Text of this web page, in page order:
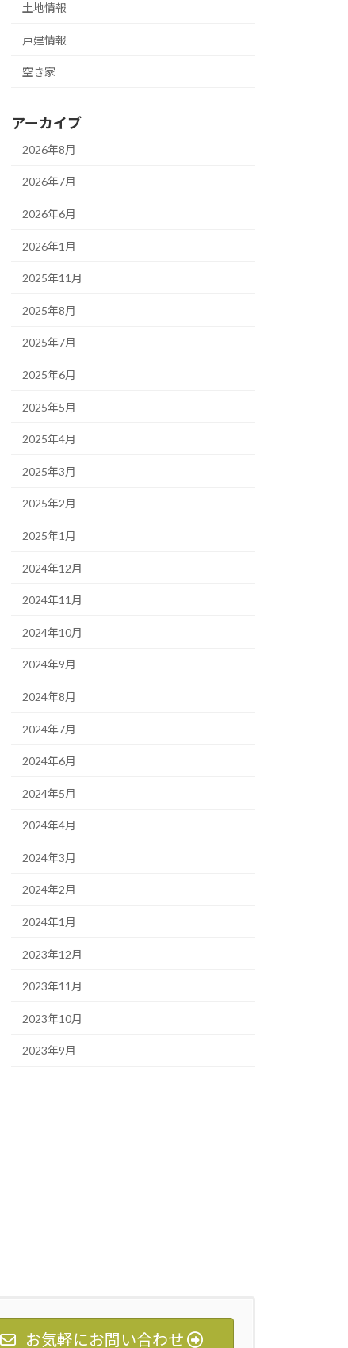
土地情報
戸建情報
空き家
アーカイブ
2026年8月
2026年7月
2026年6月
2026年1月
2025年11月
2025年8月
2025年7月
2025年6月
2025年5月
2025年4月
2025年3月
2025年2月
2025年1月
2024年12月
2024年11月
2024年10月
2024年9月
2024年8月
2024年7月
2024年6月
2024年5月
2024年4月
2024年3月
2024年2月
2024年1月
2023年12月
2023年11月
2023年10月
2023年9月
お気軽にお問い合わせ